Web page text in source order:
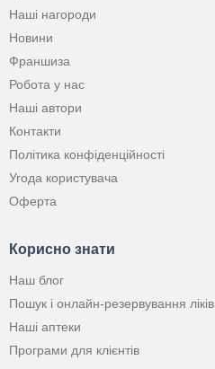
Наші нагороди
Новини
Франшиза
Робота у нас
Наші автори
Контакти
Політика конфіденційності
Угода користувача
Оферта
Корисно знати
Наш блог
Пошук і онлайн-резервування ліків
Наші аптеки
Програми для клієнтів